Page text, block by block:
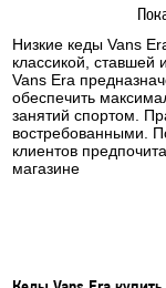
Низкие кеды Vans
классикой,
Vans Era
обеспечить
занятий спортом.
востребованными.
клиентов
магазине